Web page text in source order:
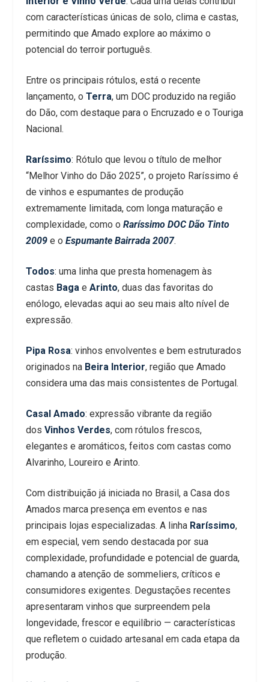
com características únicas de solo, clima e castas,
permitindo que Amado explore ao máximo o
potencial do terroir português.
Entre os principais rótulos, está o recente
lançamento, o Terra, um DOC produzido na região
do Dão, com destaque para o Encruzado e o Touriga
Nacional.
Raríssimo: Rótulo que levou o título de melhor
“Melhor Vinho do Dão 2025”, o projeto Raríssimo é
de vinhos e espumantes de produção
extremamente limitada, com longa maturação e
complexidade, como o Raríssimo DOC Dão Tinto
2009 e o Espumante Bairrada 2007.
Todos: uma linha que presta homenagem às
castas Baga e Arinto, duas das favoritas do
enólogo, elevadas aqui ao seu mais alto nível de
expressão.
Pipa Rosa: vinhos envolventes e bem estruturados
originados na Beira Interior, região que Amado
considera uma das mais consistentes de Portugal.
Casal Amado: expressão vibrante da região
dos Vinhos Verdes, com rótulos frescos,
elegantes e aromáticos, feitos com castas como
Alvarinho, Loureiro e Arinto.
Com distribuição já iniciada no Brasil, a Casa dos
Amados marca presença em eventos e nas
principais lojas especializadas. A linha Raríssimo,
em especial, vem sendo destacada por sua
complexidade, profundidade e potencial de guarda,
chamando a atenção de sommeliers, críticos e
consumidores exigentes. Degustações recentes
apresentaram vinhos que surpreendem pela
longevidade, frescor e equilíbrio — características
que refletem o cuidado artesanal em cada etapa da
produção.